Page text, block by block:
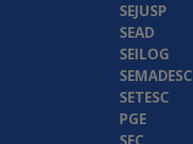
SEJUSP
SEAD
SEILOG
SEMADESC
SETESC
PGE